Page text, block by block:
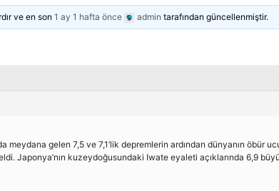
ve en son1 ay 1 hafta önce admin tarafından güncellenmiştir.
meydana gelen 7,5 ve 7,1’lik depremlerin ardından dünyanın öbür
Japonya’nın kuzeydoğusundaki Iwate eyaleti açıklarında 6,9